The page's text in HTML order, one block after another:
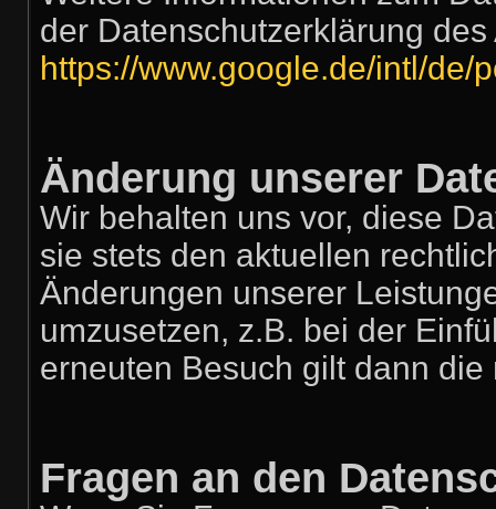
der Datenschutzerklärung
https://www.google.de/intl/de/
Änderung unserer
Wir behalten uns vor, diese
sie stets den aktuellen
Änderungen unserer
umzusetzen, z.B. bei der
erneuten Besuch gilt dann
Fragen an den